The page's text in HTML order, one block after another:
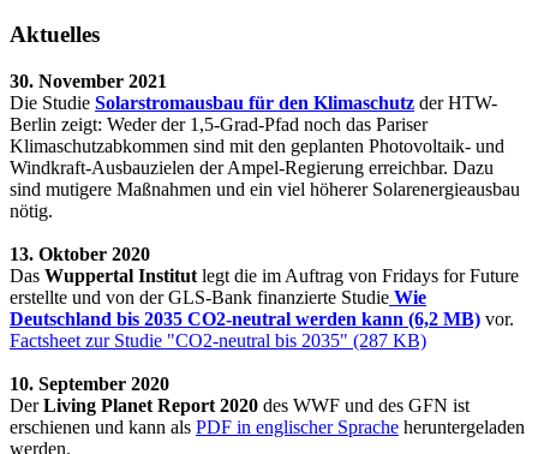
Aktuelles
30. November 2021
Die Studie Solarstromausbau für den Klimaschutz der HTW-
Berlin zeigt: Weder der 1,5-Grad-Pfad noch das Pariser
Klimaschutzabkommen sind mit den geplanten Photovoltaik- und
Windkraft-Ausbauzielen der Ampel-Regierung erreichbar. Dazu
sind mutigere Maßnahmen und ein viel höherer Solarenergieausbau
nötig.
13. Oktober 2020
Das Wuppertal Institut legt die im Auftrag von Fridays for Future
erstellte und von der GLS-Bank finanzierte Studie Wie
Deutschland bis 2035 CO2-neutral werden kann (6,2 MB) vor.
Factsheet zur Studie "CO2-neutral bis 2035" (287 KB)
10. September 2020
DerLiving Planet Report 2020 des WWF und des GFN ist
erschienen und kann als PDF in englischer Sprache heruntergeladen
werden.